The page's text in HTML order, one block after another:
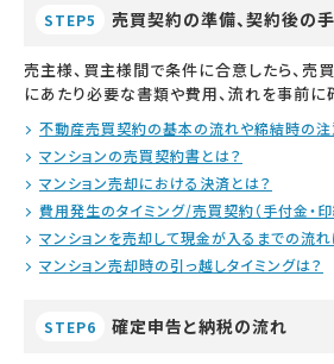
STEP5 売買契約の準備、契約後の
売主様、買主様間で条件に合意したら、売
にあたり必要な書類や費用、流れを事前に
不動産売買契約の基本の流れや締結時の
マンションの売買契約書とは？
マンション売却における決済とは？
費用発生のタイミング/売買契約（手付金・印
マンションを売却して現金が入るまでの流れ
マンション売却時の引っ越しタイミングは？
STEP6 確定申告と納税の流れ